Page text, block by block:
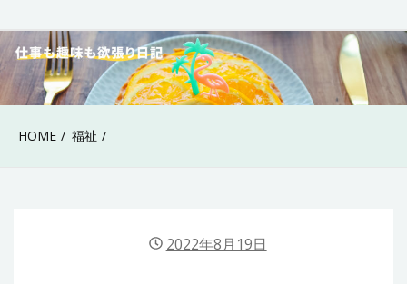
to
content
40代女性の仕事も趣
味も欲張り日記
HOME 福祉
2022年8月19日